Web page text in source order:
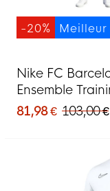
Meilleur
-20%
Nike FC
Ensemble
2027 Rouge
81,98 € 103,00 €